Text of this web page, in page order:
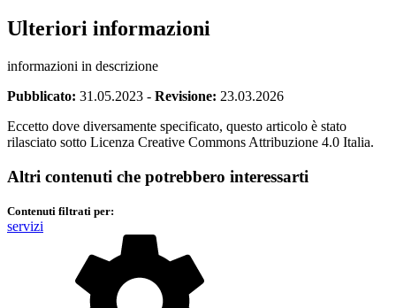
Ulteriori informazioni
informazioni in descrizione
Pubblicato: 31.05.2023 - Revisione: 23.03.2026
Eccetto dove diversamente specificato, questo articolo è stato
rilasciato sotto Licenza Creative Commons Attribuzione 4.0 Italia.
Altri contenuti che potrebbero interessarti
Contenuti filtrati per:
servizi